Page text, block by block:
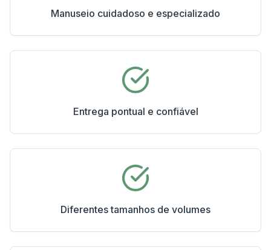
Manuseio cuidadoso e especializado
Entrega pontual e confiável
Diferentes tamanhos de volumes